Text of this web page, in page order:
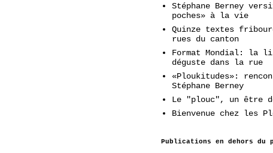
Stéphane Berney
poches» à la vie
Quinze textes
rues du canton
Format Mondial: la
déguste dans la rue
«Ploukitudes»:
Stéphane Berney
Le "plouc", un être
Bienvenue chez les
Publications en dehors du